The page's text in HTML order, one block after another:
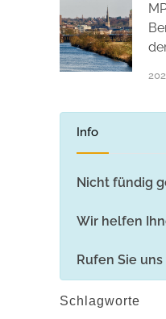
Info
Nicht fündig
Wir helfen
Rufen Sie
Schlagworte